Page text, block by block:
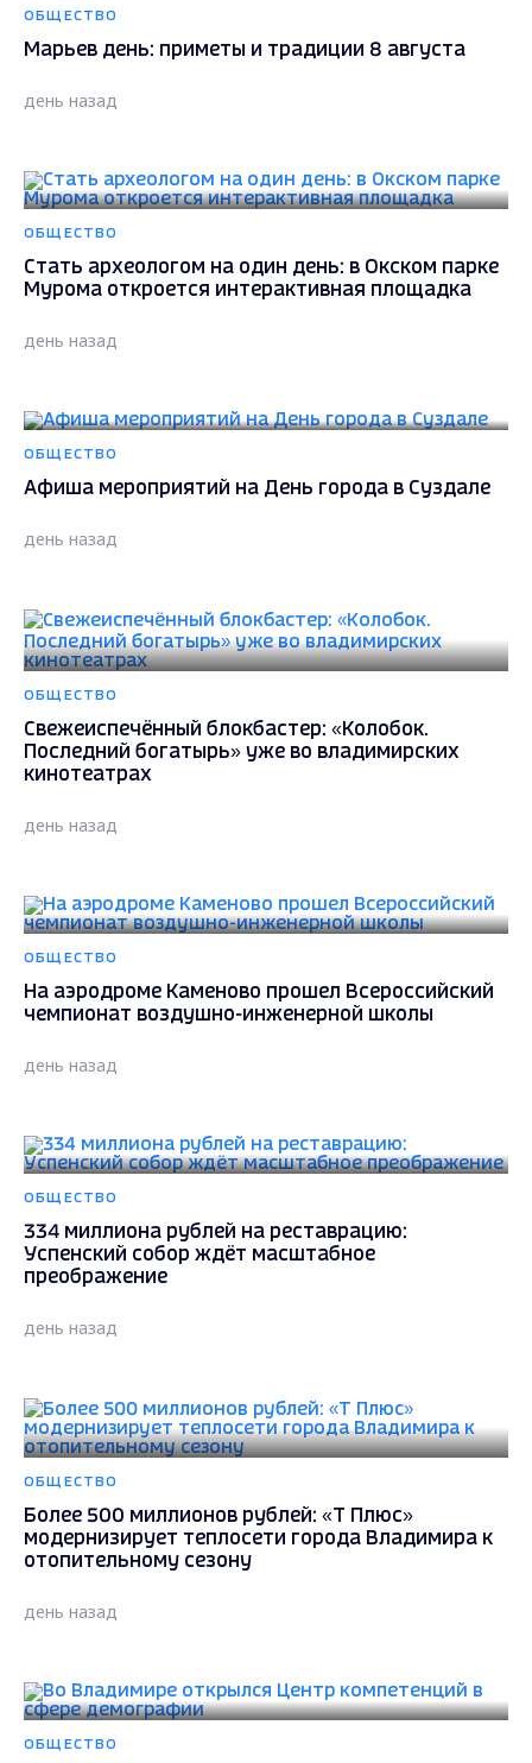
ОБЩЕСТВО
Марьев день: приметы и традиции 8 августа
день назад
ОБЩЕСТВО
Стать археологом на один день: в Окском парке
Мурома откроется интерактивная площадка
день назад
ОБЩЕСТВО
Афиша мероприятий на День города в Суздале
день назад
ОБЩЕСТВО
Свежеиспечённый блокбастер: «Колобок.
Последний богатырь» уже во владимирских
кинотеатрах
день назад
ОБЩЕСТВО
На аэродроме Каменово прошел Всероссийский
чемпионат воздушно-инженерной школы
день назад
ОБЩЕСТВО
334 миллиона рублей на реставрацию:
Успенский собор ждёт масштабное
преображение
день назад
ОБЩЕСТВО
Более 500 миллионов рублей: «Т Плюс»
модернизирует теплосети города Владимира к
отопительному сезону
день назад
ОБЩЕСТВО